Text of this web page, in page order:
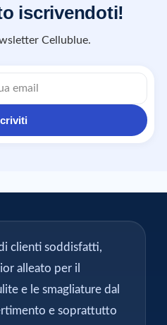
iscrivendoti!
Cellublue.
clienti soddisfatti,
alleato per il
e le smagliature dal
e soprattutto